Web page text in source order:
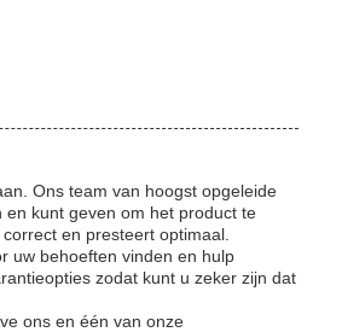
Ons team van hoogst opgeleide
kunt geven om het product te
en presteert optimaal.
uw behoeften vinden en hulp
zodat kunt u zeker zijn dat
ons en één van onze